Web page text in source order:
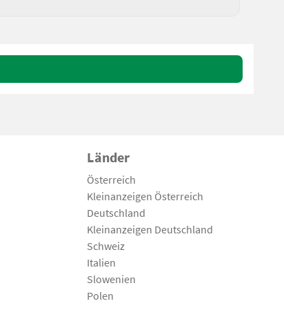
Länder
Österreich
Kleinanzeigen Österreich
Deutschland
Kleinanzeigen Deutschland
Schweiz
Italien
Slowenien
Polen